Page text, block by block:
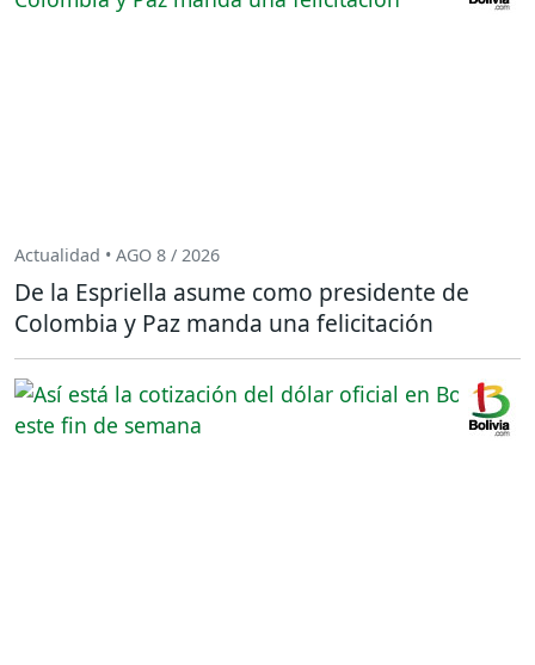
Actualidad • AGO 8 / 2026
De la Espriella asume como presidente de
Colombia y Paz manda una felicitación